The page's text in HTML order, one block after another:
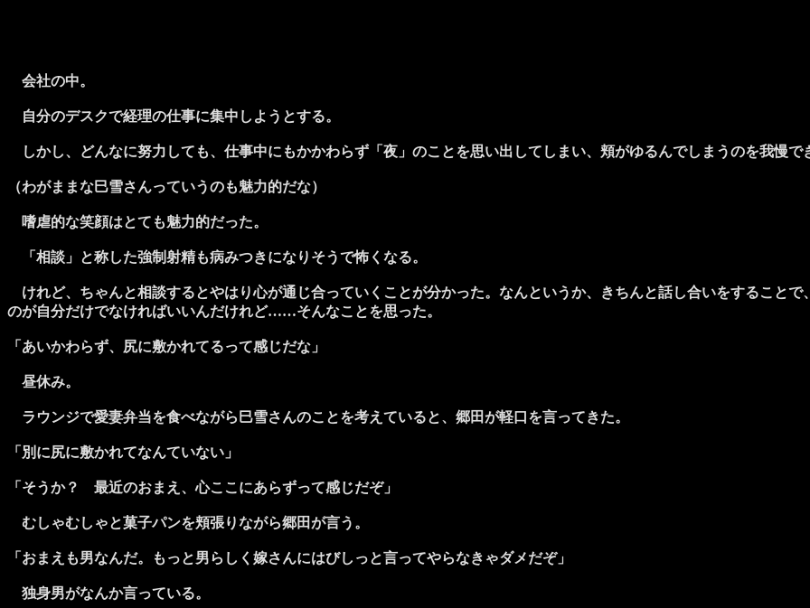
会社の中。
自分のデスクで経理の仕事に集中しようとする。
しかし、どんなに努力しても、仕事中にもかかわらず「夜」のことを思い出してしまい、頬がゆるんでしまうのを我慢で
（わがままな巳雪さんっていうのも魅力的だな）
嗜虐的な笑顔はとても魅力的だった。
「相談」と称した強制射精も病みつきになりそうで怖くなる。
けれど、ちゃんと相談するとやはり心が通じ合っていくことが分かった。なんというか、きちんと話し合いをすること
のが自分だけでなければいいんだけれど……そんなことを思った。
「あいかわらず、尻に敷かれてるって感じだな」
昼休み。
ラウンジで愛妻弁当を食べながら巳雪さんのことを考えていると、郷田が軽口を言ってきた。
「別に尻に敷かれてなんていない」
「そうか？ 最近のおまえ、心ここにあらずって感じだぞ」
むしゃむしゃと菓子パンを頬張りながら郷田が言う。
「おまえも男なんだ。もっと男らしく嫁さんにはびしっと言ってやらなきゃダメだぞ」
独身男がなんか言っている。